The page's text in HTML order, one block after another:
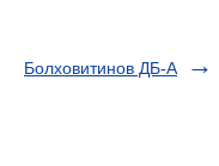
Болховитинов ДБ-А